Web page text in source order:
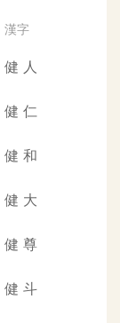
漢字
健 人
健 仁
健 和
健 大
健 尊
健 斗